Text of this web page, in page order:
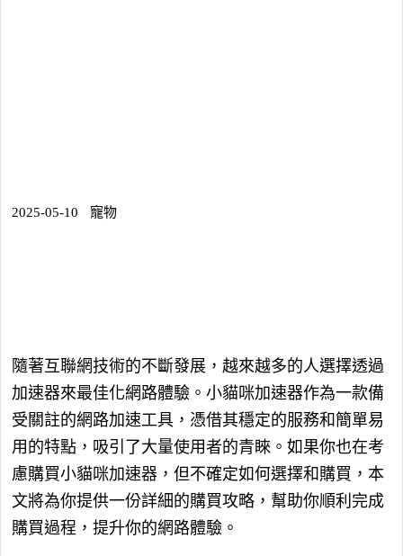
2025-05-10 寵物
隨著互聯網技術的不斷發展，越來越多的人選擇透過
加速器來最佳化網路體驗。小貓咪加速器作為一款備
受關註的網路加速工具，憑借其穩定的服務和簡單易
用的特點，吸引了大量使用者的青睞。如果你也在考
慮購買小貓咪加速器，但不確定如何選擇和購買，本
文將為你提供一份詳細的購買攻略，幫助你順利完成
購買過程，提升你的網路體驗。